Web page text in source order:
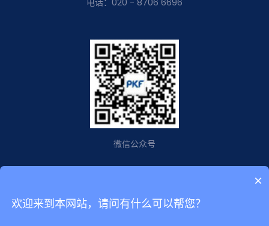
电话：020 - 8706 6696
微信公众号
Copyright © 2014-2023 PKF All Rights Reserved
×
欢迎来到本网站，请问有什么可以帮您？